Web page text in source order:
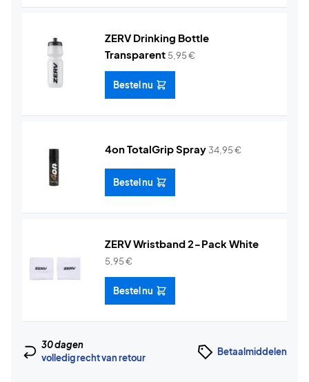
ZERV Drinking Bottle
Transparent 5,95€
Bestel nu
4on TotalGrip Spray 34,95€
Bestel nu
ZERV Wristband 2-Pack White
5,95€
Bestel nu
30 dagen
volledig recht van retour
Betaalmiddelen